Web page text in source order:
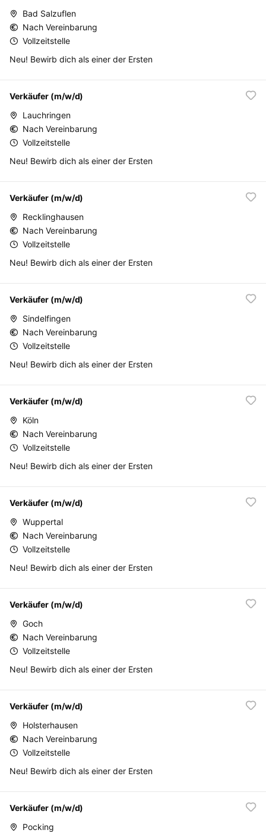
Bad Salzuflen
Nach Vereinbarung
Vollzeitstelle
Neu! Bewirb dich als einer der Ersten
Verkäufer (m/w/d)
Lauchringen
Nach Vereinbarung
Vollzeitstelle
Neu! Bewirb dich als einer der Ersten
Verkäufer (m/w/d)
Recklinghausen
Nach Vereinbarung
Vollzeitstelle
Neu! Bewirb dich als einer der Ersten
Verkäufer (m/w/d)
Sindelfingen
Nach Vereinbarung
Vollzeitstelle
Neu! Bewirb dich als einer der Ersten
Verkäufer (m/w/d)
Köln
Nach Vereinbarung
Vollzeitstelle
Neu! Bewirb dich als einer der Ersten
Verkäufer (m/w/d)
Wuppertal
Nach Vereinbarung
Vollzeitstelle
Neu! Bewirb dich als einer der Ersten
Verkäufer (m/w/d)
Goch
Nach Vereinbarung
Vollzeitstelle
Neu! Bewirb dich als einer der Ersten
Verkäufer (m/w/d)
Holsterhausen
Nach Vereinbarung
Vollzeitstelle
Neu! Bewirb dich als einer der Ersten
Verkäufer (m/w/d)
Pocking